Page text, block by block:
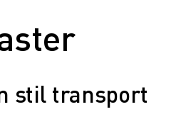
stil transport